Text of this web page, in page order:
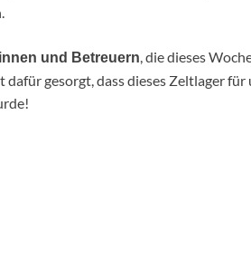
und Betreuern, die dieses
gesorgt, dass dieses Zeltlager für